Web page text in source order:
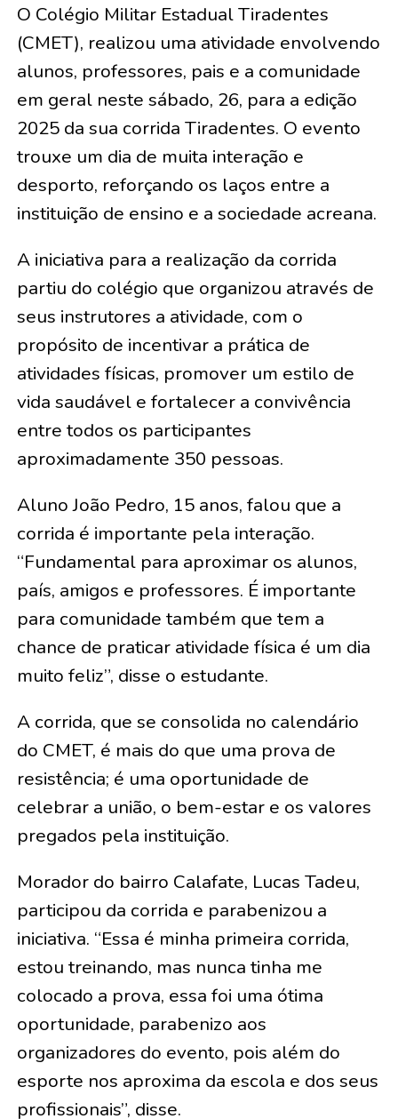
O Colégio Militar Estadual Tiradentes
(CMET), realizou uma atividade envolvendo
alunos, professores, pais e a comunidade
em geral neste sábado, 26, para a edição
2025 da sua corrida Tiradentes. O evento
trouxe um dia de muita interação e
desporto, reforçando os laços entre a
instituição de ensino e a sociedade acreana.
A iniciativa para a realização da corrida
partiu do colégio que organizou através de
seus instrutores a atividade, com o
propósito de incentivar a prática de
atividades físicas, promover um estilo de
vida saudável e fortalecer a convivência
entre todos os participantes
aproximadamente 350 pessoas.
Aluno João Pedro, 15 anos, falou que a
corrida é importante pela interação.
“Fundamental para aproximar os alunos,
país, amigos e professores. É importante
para comunidade também que tem a
chance de praticar atividade física é um dia
muito feliz”, disse o estudante.
A corrida, que se consolida no calendário
do CMET, é mais do que uma prova de
resistência; é uma oportunidade de
celebrar a união, o bem-estar e os valores
pregados pela instituição.
Morador do bairro Calafate, Lucas Tadeu,
participou da corrida e parabenizou a
iniciativa. “Essa é minha primeira corrida,
estou treinando, mas nunca tinha me
colocado a prova, essa foi uma ótima
oportunidade, parabenizo aos
organizadores do evento, pois além do
esporte nos aproxima da escola e dos seus
profissionais”, disse.